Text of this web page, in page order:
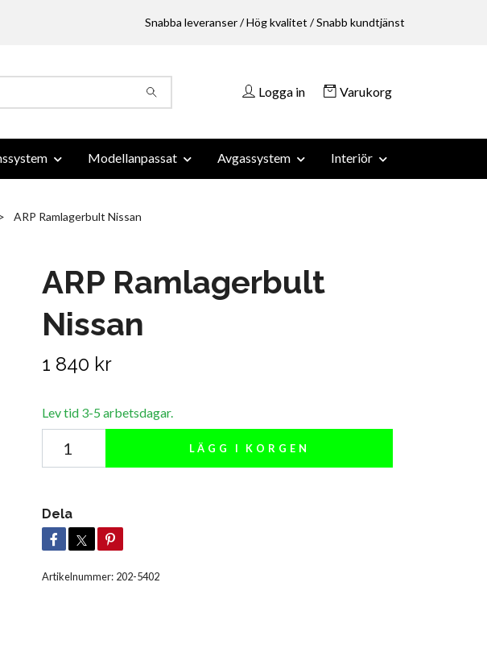
Snabba leveranser / Hög kvalitet / Snabb kundtjänst
Logga in Varukorg
Modellanpassat Avgassystem Interiör
ARP Ramlagerbult Nissan
ARP Ramlagerbult
Nissan
1 840 kr
Lev tid 3-5 arbetsdagar.
LÄGG I KORGEN
Dela
Artikelnummer: 202-5402